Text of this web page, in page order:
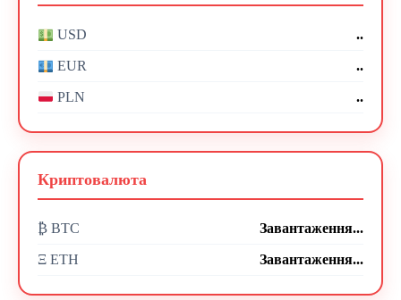
USD ..
EUR ..
PLN ..
Криптовалюта
₿ BTC Завантаження...
Ξ ETH Завантаження...